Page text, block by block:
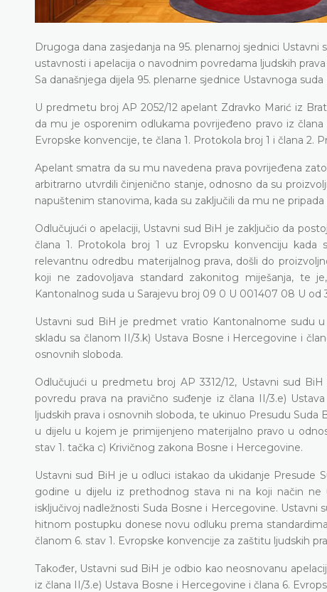
Drugoga dana zasjedanja na 95. plenarnoj sjednici
ustavnosti i apelacija o navodnim povredama ljudskih
Sa današnjega dijela 95. plenarne sjednice Ustavnoga
U predmetu broj AP 2052/12 apelant Zdravko Marić iz
da mu je osporenim odlukama povrijeđeno pravo iz
Evropske konvencije, te člana 1. Protokola broj 1 i člana 2.
Apelant smatra da su mu navedena prava povrijeđena
arbitrarno utvrdili činjenično stanje, odnosno da su
napuštenim stanovima, kada su zaključili da mu ne
Odlučujući o apelaciji, Ustavni sud BiH je zaključio da
člana 1. Protokola broj 1 uz Evropsku konvenciju
relevantnu odredbu materijalnog prava, došli do
koji ne zadovoljava standard zakonitog miješanja, te
Kantonalnog suda u Sarajevu broj 09 0 U 001407 08 U od
Ustavni sud BiH je predmet vratio Kantonalnome sudu
skladu sa članom II/3.k) Ustava Bosne i Hercegovine i
osnovnih sloboda.
Odlučujući u predmetu broj AP 3312/12, Ustavni sud
povredu prava na pravično suđenje iz člana II/3.e)
ljudskih prava i osnovnih sloboda, te ukinuo Presudu Suda
u dijelu u kojem je primijenjeno materijalno pravo u
stav 1. tačka c) Krivičnog zakona Bosne i Hercegovine.
Ustavni sud BiH je u odluci istakao da ukidanje Presude
godine u dijelu iz prethodnog stava ni na koji način ne
isključivoj nadležnosti Suda Bosne i Hercegovine.
hitnom postupku donese novu odluku prema
članom 6. stav 1. Evropske konvencije za zaštitu ljudskih
Također, Ustavni sud BiH je odbio kao neosnovanu
iz člana II/3.e) Ustava Bosne i Hercegovine i člana 6.